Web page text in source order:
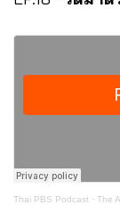
Thai PBS Podcast · The